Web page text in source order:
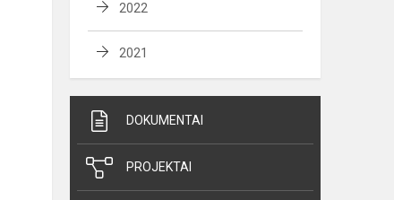
2022
2021
DOKUMENTAI
PROJEKTAI